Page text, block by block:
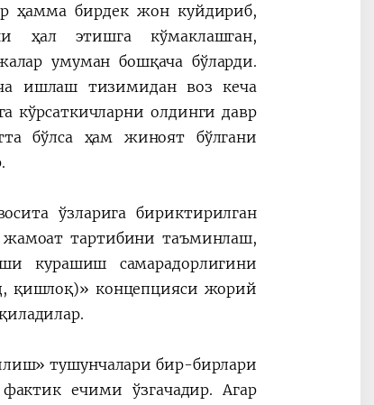
ҳамма бирдек жон куйдириб,
ҳал этишга кўмаклашган,
умуман бошқача бўларди.
ишлаш тизимидан воз кеча
кўрсаткичларни олдинги давр
бўлса ҳам жиноят бўлгани
ўзларига бириктирилган
жамоат тартибини таъминлаш,
курашиш самарадорлигини
қишлоқ)» концепцияси жорий
тушунчалари бир-бирлари
ечими ўзгачадир. Агар